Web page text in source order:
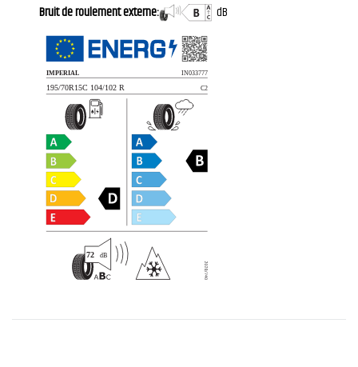
Bruit de roulement externe:
dB